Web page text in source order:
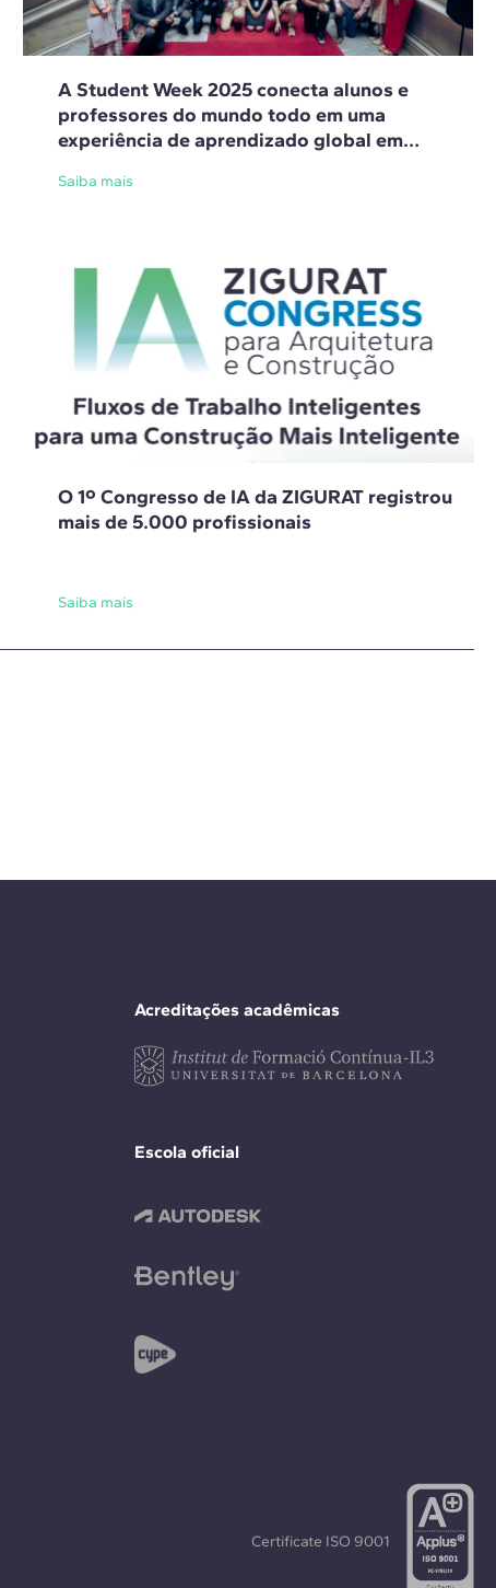
A Student Week 2025 conecta alunos e
professores do mundo todo em uma
experiência de aprendizado global em
Saiba mais
O 1º Congresso de IA da ZIGURAT registrou
mais de 5.000 profissionais
Saiba mais
Acreditações acadêmicas
Escola oficial
Certificate ISO 9001